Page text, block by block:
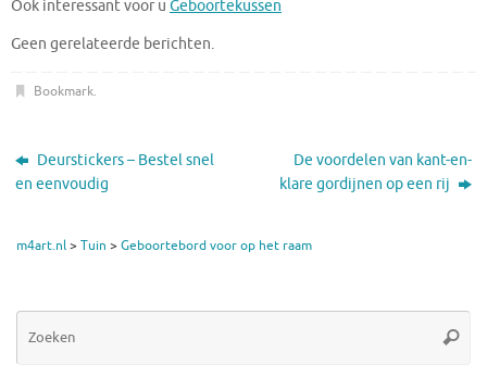
Ook interessant voor u Geboortekussen
Geen gerelateerde berichten.
Bookmark.
Deurstickers – Bestel snel
en eenvoudig
De voordelen van kant-en-
klare gordijnen op een rij
m4art.nl>Tuin >Geboortebord voor op het raam